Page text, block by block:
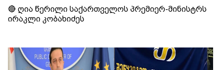
🔴 ღია წერილი საქართველოს პრემიერ-მინისტრს
ირაკლი კობახიძეს